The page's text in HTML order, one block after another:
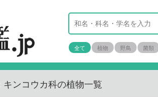
全て 植物 野鳥 菌類
キンコウカ科の植物一覧